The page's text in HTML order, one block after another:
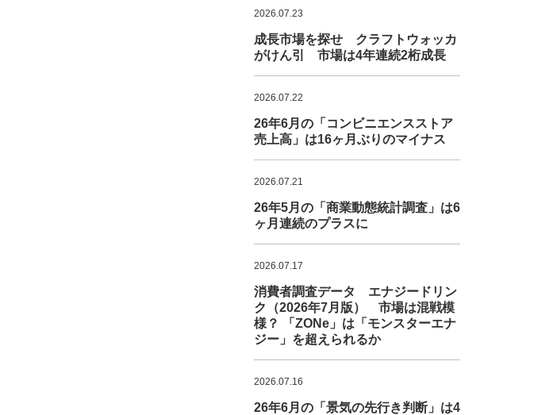
2026.07.23
成長市場を探せ クラフトウォッカ
がけん引 市場は4年連続2桁成長
2026.07.22
26年6月の「コンビニエンスストア
売上高」は16ヶ月ぶりのマイナス
2026.07.21
26年5月の「商業動態統計調査」は6
ヶ月連続のプラスに
2026.07.17
消費者調査データ エナジードリン
ク（2026年7月版） 市場は混戦模
様？ 「ZONe」は「モンスターエナ
ジー」を超えられるか
2026.07.16
26年6月の「景気の先行き判断」は4